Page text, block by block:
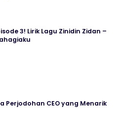
3! Lirik Lagu Zinidin Zidan –
Perjodohan CEO yang Menarik